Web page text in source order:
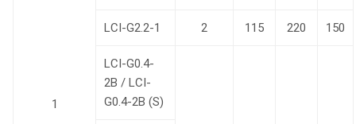
1
LCI-G2.2-1 2 115 220 150
LCI-G0.4-
2B / LCI-
G0.4-2B (S)